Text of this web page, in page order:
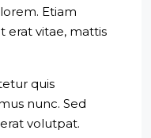
Etiam
erat vitae, mattis
quis
nunc. Sed
volutpat.